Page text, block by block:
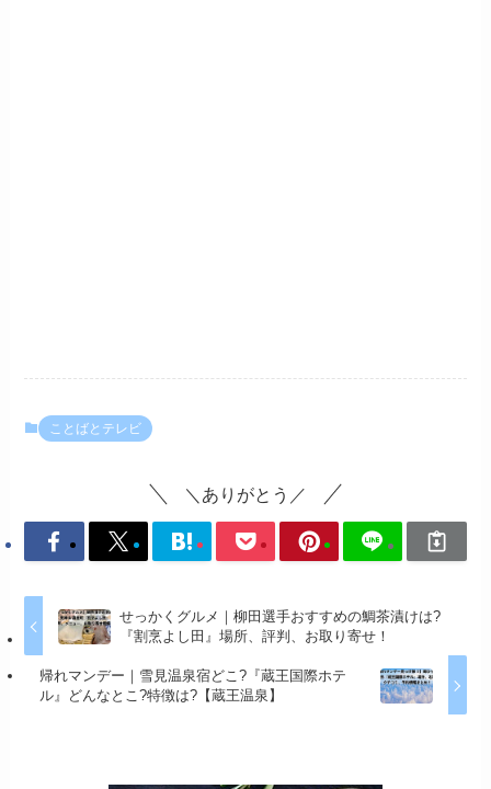
ことばとテレビ
＼ありがとう／
せっかくグルメ｜柳田選手おすすめの鯛茶漬けは?
『割烹よし田』場所、評判、お取り寄せ！
帰れマンデー｜雪見温泉宿どこ?『蔵王国際ホテ
ル』どんなとこ?特徴は?【蔵王温泉】